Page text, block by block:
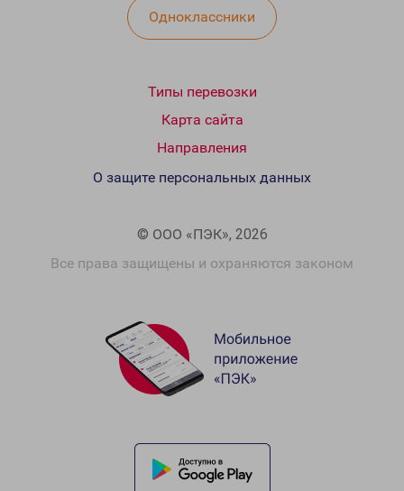
Одноклассники
Типы перевозки
Карта сайта
Направления
© ООО «ПЭК», 2026
Все права защищены и охраняются законом
О защите персональных данных